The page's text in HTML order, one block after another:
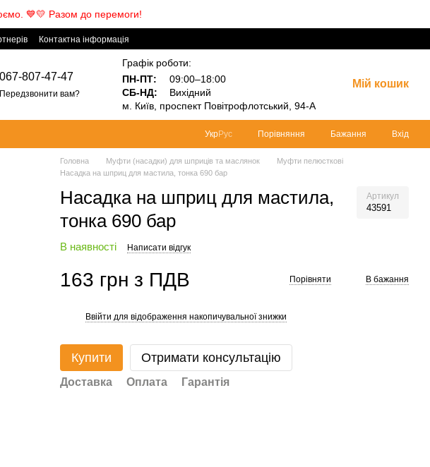
​💙💛 Разом до перемоги!
Контактна інформація
067-807-47-47
Передзвонити вам?
Графік роботи:
ПН-ПТ:
09:00–18:00
СБ-НД:
Вихідний
м. Київ, проспект Повітрофлотський, 94-А
Мій кошик
УкрРус Порівняння Бажання Вхід
Головна Муфти (насадки) для шприців та маслянок
Муфти пелюсткові
Насадка на шприц для мастила, тонка 690 бар
Насадка на шприц для мастила,
тонка 690 бар
Артикул
43591
В наявності Написати відгук
163 грн з ПДВ Порівняти В бажання
Ввійти для відображення накопичувальної знижки
Купити Отримати консультацію
Доставка Оплата Гарантія